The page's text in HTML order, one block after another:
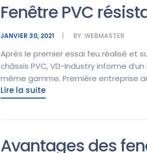
Fenêtre PVC
JANVIER 30, 2021 BY:WEBMASTER
Après le premier essai feu réalisé et
châssis PVC, VD-Industry informe
même gamme. Première entreprise
Lire la suite
Avantages des